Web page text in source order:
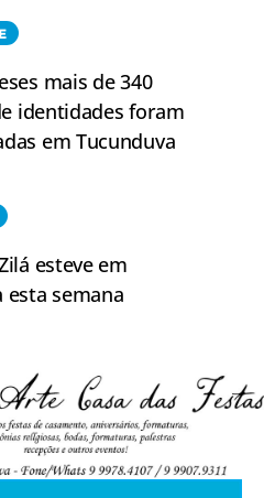
mais de 340
identidades foram
em Tucunduva
esteve em
esta semana